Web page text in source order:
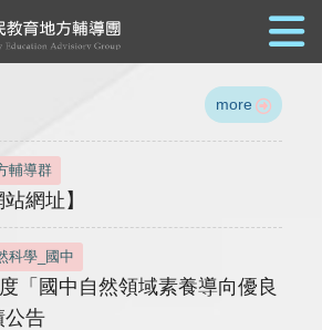
more
輔導群
網址】
科學_國中
「國中自然領域素養導向優良
公告